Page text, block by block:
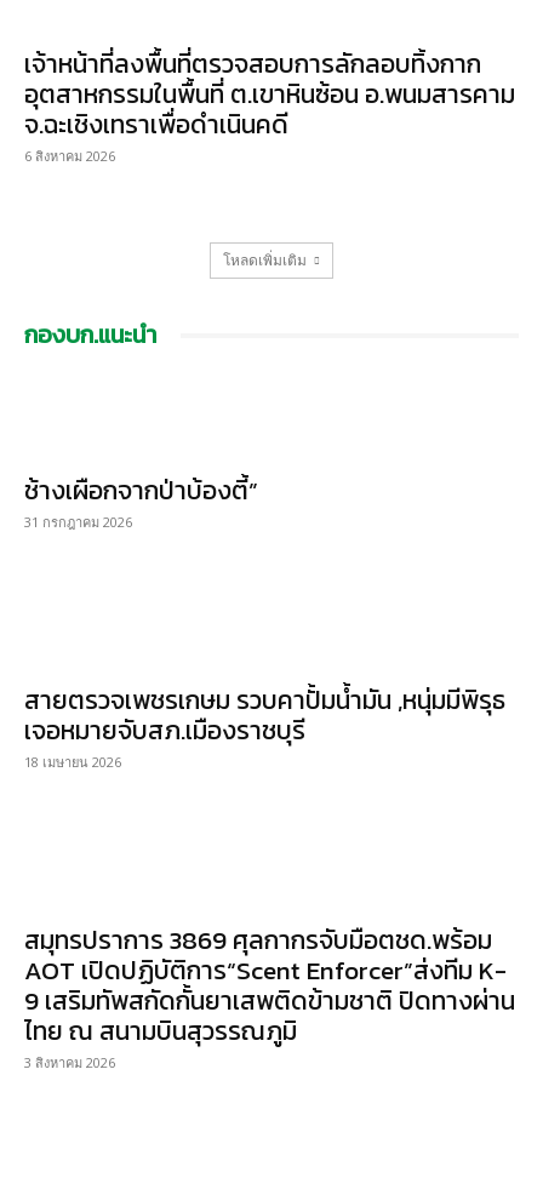
เจ้าหน้าที่ลงพื้นที่ตรวจสอบการลักลอบทิ้งกาก
อุตสาหกรรมในพื้นที่ ต.เขาหินซ้อน อ.พนมสารคาม
จ.ฉะเชิงเทราเพื่อดำเนินคดี
6 สิงหาคม 2026
โหลดเพิ่มเติม
กองบก.แนะนำ
ช้างเผือกจากป่าบ้องตี้”
31 กรกฎาคม 2026
สายตรวจเพชรเกษม รวบคาปั้มน้ำมัน ,หนุ่มมีพิรุธ
เจอหมายจับสภ.เมืองราชบุรี
18 เมษายน 2026
สมุทรปราการ 3869 ศุลกากรจับมือตชด.พร้อม
AOT เปิดปฏิบัติการ“Scent Enforcer”ส่งทีม K-
9 เสริมทัพสกัดกั้นยาเสพติดข้ามชาติ ปิดทางผ่าน
ไทย ณ สนามบินสุวรรณภูมิ
3 สิงหาคม 2026